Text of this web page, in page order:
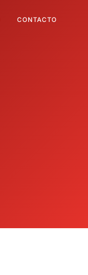
CONTACTO